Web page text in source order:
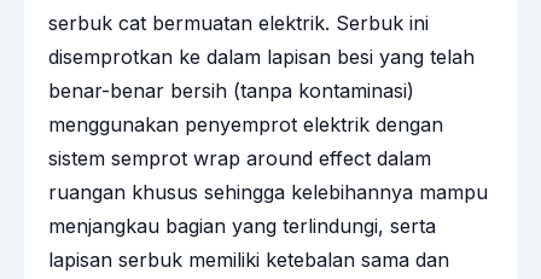
serbuk cat bermuatan elektrik. Serbuk ini
disemprotkan ke dalam lapisan besi yang telah
benar-benar bersih (tanpa kontaminasi)
menggunakan penyemprot elektrik dengan
sistem semprot wrap around effect dalam
ruangan khusus sehingga kelebihannya mampu
menjangkau bagian yang terlindungi, serta
lapisan serbuk memiliki ketebalan sama dan